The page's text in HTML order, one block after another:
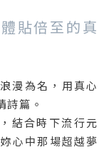
貼倍至的真
漫為名，用真心
詩篇。
結合時下流行元
心中那場超越夢